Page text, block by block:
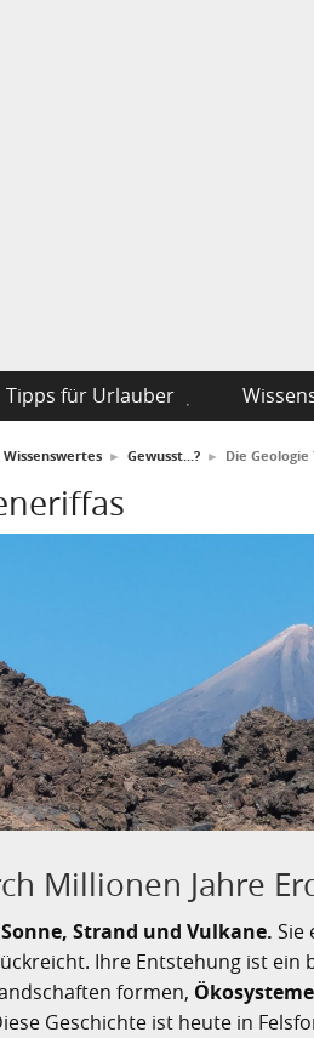
Tipps für Urlauber
Wissenswertes ► Gewusst...? ► Die
Millionen Jahre
Strand und Vulkane.Sie
Ihre Entstehung ist ein
formen,
Geschichte ist heute in